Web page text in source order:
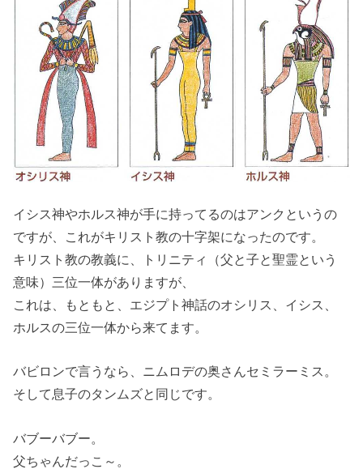
イシス神やホルス神が手に持ってるのはアンクというの
ですが、これがキリスト教の十字架になったのです。
キリスト教の教義に、トリニティ（父と子と聖霊という
意味）三位一体がありますが、
これは、もともと、エジプト神話のオシリス、イシス、
ホルスの三位一体から来てます。
バビロンで言うなら、ニムロデの奥さんセミラーミス。
そして息子のタンムズと同じです。
バブーバブー。
父ちゃんだっこ～。